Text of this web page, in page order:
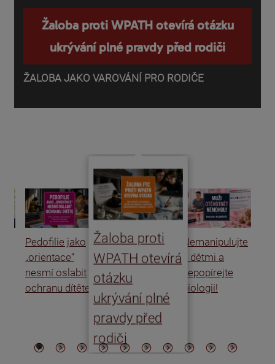
Žaloba proti WPATH otevírá otázku
ukrývání plné pravdy před rodiči
ŽALOBA JAKO VAROVÁNÍ PRO RODIČE
Pedofilie jako
„orientace“
nesmí oslabit
ochranu dítěte
Žaloba proti
WPATH otevírá
otázku
ukrývání plné
pravdy před
rodiči
Nemanipulujte
s dětmi a
nepopírejte
biologii!